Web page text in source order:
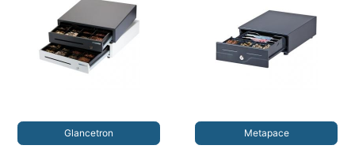
Glancetron Metapace